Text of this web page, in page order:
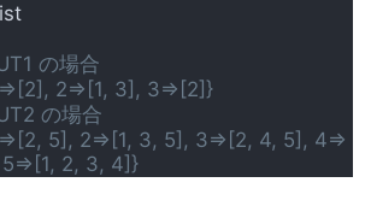
の場合
2=>[1, 3], 3=>[2]}
の場合
5], 2=>[1, 3, 5], 3=>[2, 4, 5], 4=>
2, 3, 4]}